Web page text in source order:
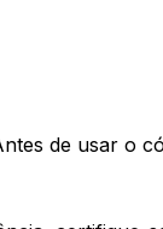
de usar o